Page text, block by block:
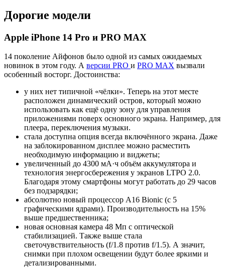
Дорогие модели
Apple iPhone 14 Pro и PRO MAX
14 поколение Айфонов было одной из самых ожидаемых
новинок в этом году. А версии PRO и PRO MAX вызвали
особенный восторг. Достоинства:
у них нет типичной «чёлки». Теперь на этот месте
расположен динамический остров, который можно
использовать как ещё одну зону для управления
приложениями поверх основного экрана. Например, для
плеера, переключения музыки.
стала доступна опция всегда включённого экрана. Даже
на заблокированном дисплее можно расместить
необходимую информацию и виджеты;
увеличенный до 4300 мА·ч объём аккумулятора и
технология энергосбережения у экранов LTPO 2.0.
Благодаря этому смартфоны могут работать до 29 часов
без подзарядки;
абсолютно новый процессор A16 Bionic (с 5
графическими ядрами). Производительность на 15%
выше предшественника;
новая основная камера 48 Мп с оптической
стабилизацией. Также выше стала
светочувствительность (f/1.8 против f/1.5). А значит,
снимки при плохом освещении будут более яркими и
детализированными.